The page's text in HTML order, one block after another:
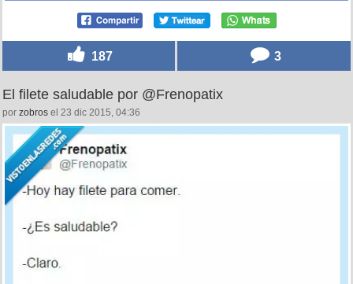
187 3
El filete saludable por @Frenopatix
por zobros el 23 dic 2015, 04:36